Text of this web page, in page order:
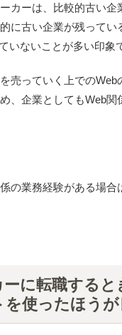
カーは、比較的古い企
に古い企業が残ってい
いないことが多い印象
売っていく上でのWeb
、企業としてもWeb関
の業務経験がある場合
に転職すると
を使ったほうが